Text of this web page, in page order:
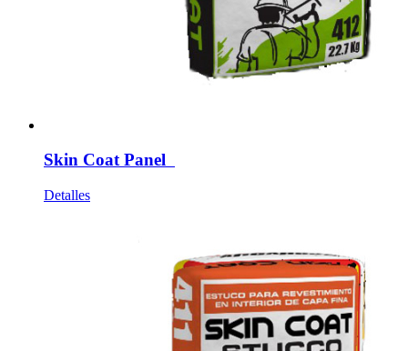
Skin Coat Panel
Detalles